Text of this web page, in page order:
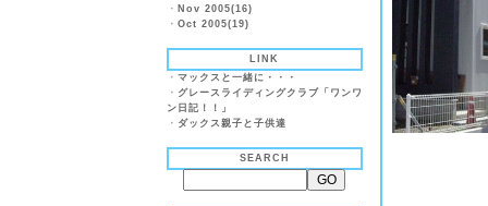
・ Nov 2005(16)
・ Oct 2005(19)
LINK
・ マックスと一緒に・・・
・ グレースライディングクラブ「ワンワ
ン日記！！」
・ ダックス親子と子供達
SEARCH